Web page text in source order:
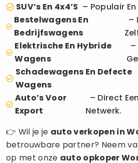
SUV’s En 4x4’s – Populair
Bestelwagens En
Bedrijfswagens
–
Elektrische En Hybride
Wagens
Schadewagens En Defecte
Wagens
Auto’s Voor
Export
– Direct
Netwerk.
👉 Wil je je auto verkopen in
betrouwbare partner? Neem
op met onze auto opkoper